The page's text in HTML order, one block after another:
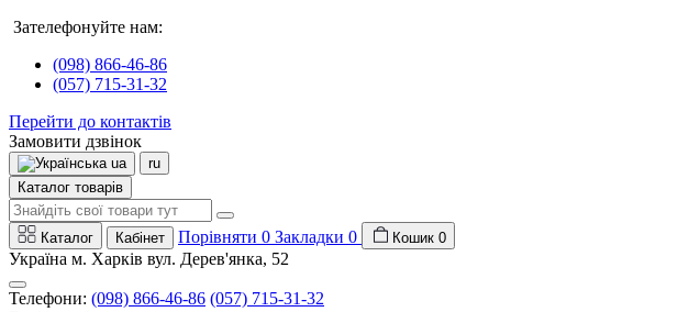
Зателефонуйте нам:
(098) 866-46-86
(057) 715-31-32
Перейти до контактів
Замовити дзвінок
ua
ru
Каталог товарів
Каталог Кабінет Порівняти 0 Закладки 0 Кошик 0
Україна м. Харків вул. Дерев'янка, 52
Телефони: (098) 866-46-86 (057) 715-31-32